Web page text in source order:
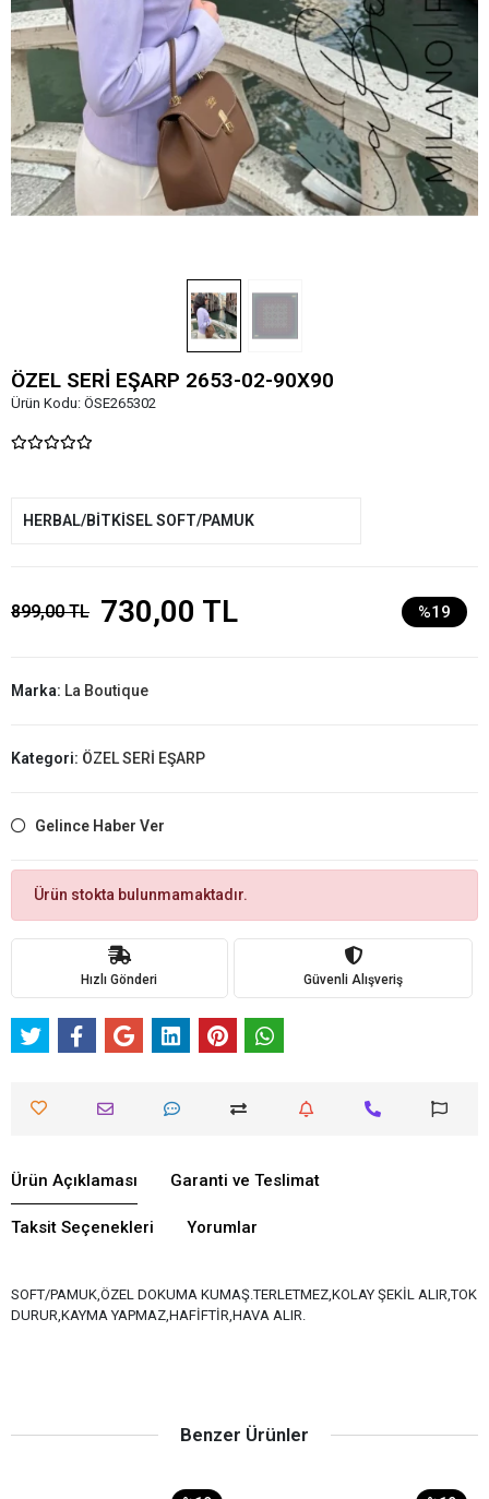
ÖZEL SERİ EŞARP 2653-02-90X90
Ürün Kodu: ÖSE265302
HERBAL/BİTKİSEL SOFT/PAMUK
899,00 TL 730,00 TL %19
Marka: La Boutique
Kategori: ÖZEL SERİ EŞARP
Gelince Haber Ver
Ürün stokta bulunmamaktadır.
Hızlı Gönderi Güvenli Alışveriş
Ürün Açıklaması Garanti ve Teslimat
Taksit Seçenekleri Yorumlar
SOFT/PAMUK,ÖZEL DOKUMA KUMAŞ.TERLETMEZ,KOLAY ŞEKİL ALIR,TOK
DURUR,KAYMA YAPMAZ,HAFİFTİR,HAVA ALIR.
Benzer Ürünler